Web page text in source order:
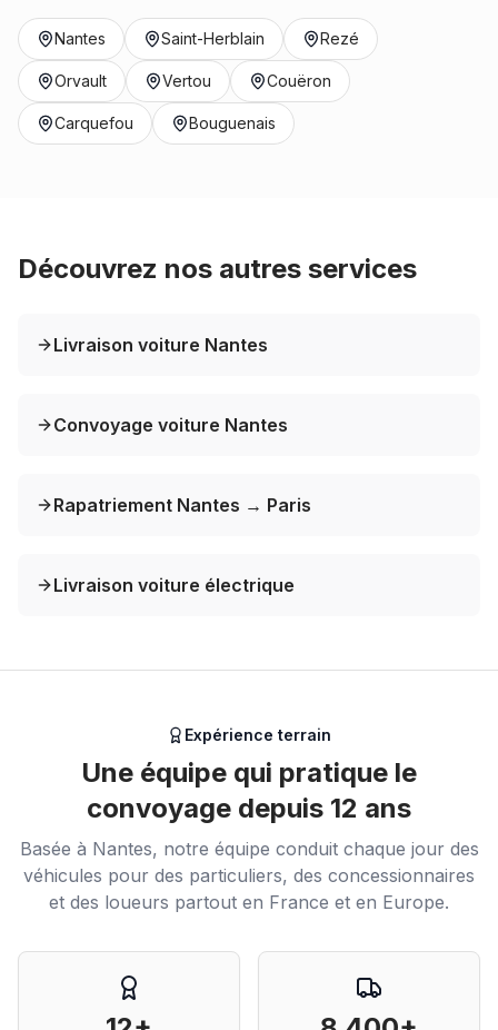
Nantes Saint-Herblain Rezé
Orvault Vertou Couëron
Carquefou Bouguenais
Découvrez nos autres services
Livraison voiture Nantes
Convoyage voiture Nantes
Rapatriement Nantes → Paris
Livraison voiture électrique
Expérience terrain
Une équipe qui pratique le
convoyage depuis 12 ans
Basée à Nantes, notre équipe conduit chaque jour des
véhicules pour des particuliers, des concessionnaires
et des loueurs partout en France et en Europe.